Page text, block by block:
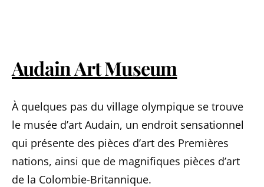
Audain Art Museum
À quelques pas du village olympique se trouve
le musée d’art Audain, un endroit sensationnel
qui présente des pièces d’art des Premières
nations, ainsi que de magnifiques pièces d’art
de la Colombie-Britannique.